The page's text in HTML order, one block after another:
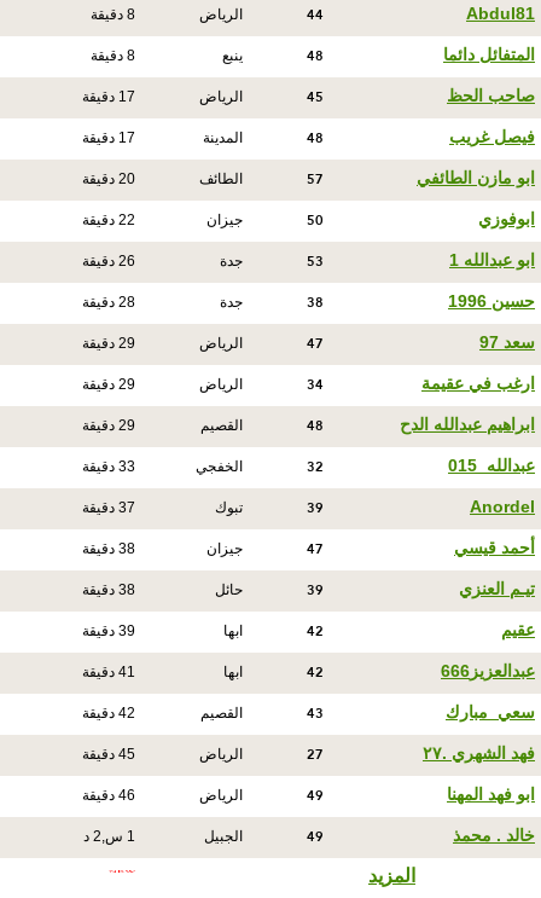
Abdul81
44 الرياض 8 دقيقة
المتفائل دائما 48 ينبع 8 دقيقة
صاحب الحظ 45 الرياض 17 دقيقة
فيصل غريب 48 المدينة 17 دقيقة
ابو مازن الطائفي 57 الطائف 20 دقيقة
ابوفوزي 50 جيزان 22 دقيقة
ابو عبدالله 1 53 جدة 26 دقيقة
حسين 1996 38 جدة 28 دقيقة
سعد 97 47 الرياض 29 دقيقة
ارغب في عقيمة 34 الرياض 29 دقيقة
ابراهيم عبدالله الدح 48 القصيم 29 دقيقة
عبدالله_015 32 الخفجي 33 دقيقة
Anordel
39 تبوك 37 دقيقة
أحمد قيسي 47 جيزان 38 دقيقة
تيـم العنزي 39 حائل 38 دقيقة
عقيم 42 ابها 39 دقيقة
عبدالعزيز666 42 ابها 41 دقيقة
سعي_مبارك 43 القصيم 42 دقيقة
فهد الشهري .٢٧ 27 الرياض 45 دقيقة
ابو فهد المهنا 49 الرياض 46 دقيقة
خالد . محمذ 49 الجبيل 1 س,2 د
المزيد